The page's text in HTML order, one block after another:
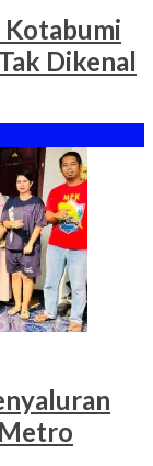
Kotabumi
Dikenal